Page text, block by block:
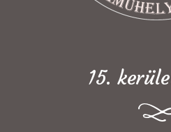
15.